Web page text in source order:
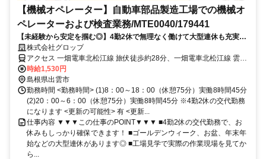
【機械オペレーター】自動車部品製造工場での機械オ
ペレーターおよび検査業務/MTE0040/179441
【未経験から安定を掴む◎】4勤2休で無理なく働けて大型連休も充実の
シンプル作業！
株式会社グロップ
アクセス 一畑電車北松江線 旅伏徒歩約28分、一畑電車北松江線 雲州
平田徒歩約36分、一畑電車北松江線 美談徒歩約43分 出雲市駅から車
で約25分
時給1,530円
島根県出雲市
勤務時間 <勤務時間> (1)8：00～18：00（休憩75分）実働8時間45分
(2)20：00～6：00（休憩75分）実働8時間45分 ※4勤2休の交代勤務
になります <更新の可能性> 有 <更新...
仕事内容 ▼▼▼この仕事のPOINT▼▼▼ ■4勤2休の交代勤務で、お
休みもしっかり確保できます！ ■ゴールデンウィーク、お盆、年末年
始などの大型連休があります◎ ■工場見学で実際の作業現場を見てか
ら...